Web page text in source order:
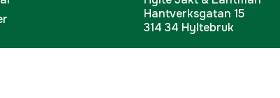
Hantverksgatan 15
314 34 Hyltebruk